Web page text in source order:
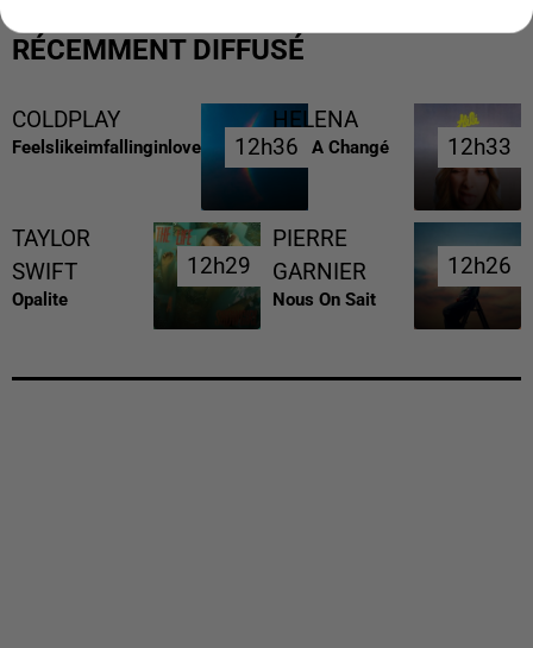
RÉCEMMENT DIFFUSÉ
COLDPLAY
Feelslikeimfallinginlove 12h36
12h36
HELENA
Tout A Changé 12h33
12h33
TAYLOR
SWIFT
Opalite
12h29
12h29
PIERRE
GARNIER
Nous On Sait
12h26
12h26